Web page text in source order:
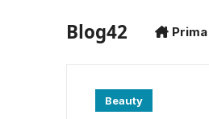
Blog42
Beauty